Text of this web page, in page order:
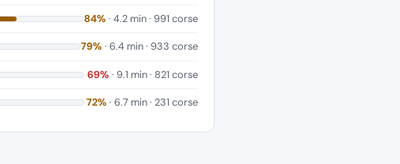
84% · 4.2 min · 991 corse
79% · 6.4 min · 933 corse
69% · 9.1 min · 821 corse
72% · 6.7 min · 231 corse